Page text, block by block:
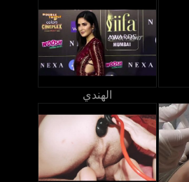
الهندي